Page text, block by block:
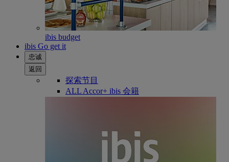
ibis budget
ibis Go get it
忠诚
返回
探索节目
ALL Accor+ ibis 会籍